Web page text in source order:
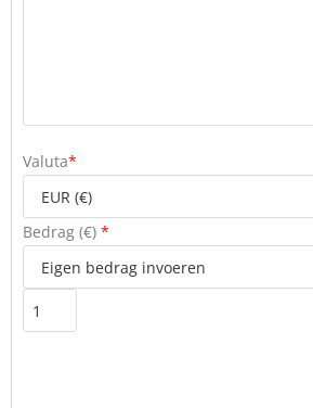
Valuta*
Bedrag (€) *